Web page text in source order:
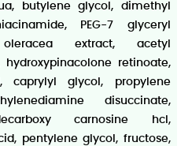
butylene glycol, dimethyl
PEG-7 glyceryl
extract, acetyl
retinoate,
caprylyl glycol, propylene
disuccinate,
carnosine hcl,
pentylene glycol, fructose,